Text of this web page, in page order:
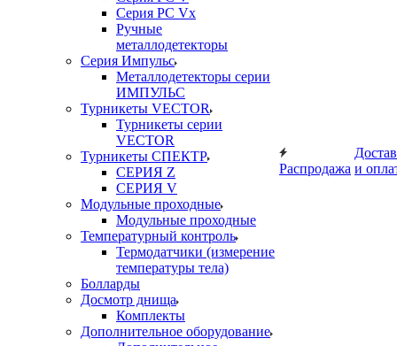
Серия PC Vx
Ручные
металлодетекторы
Серия Импульс
Металлодетекторы серии
ИМПУЛЬС
Турникеты VECTOR
Турникеты серии
VECTOR
Турникеты СПЕКТР
СЕРИЯ Z
СЕРИЯ V
Модульные проходные
Модульные проходные
Температурный контроль
Термодатчики (измерение
температуры тела)
Болларды
Досмотр днища
Комплекты
Дополнительное оборудование
Распродажа и